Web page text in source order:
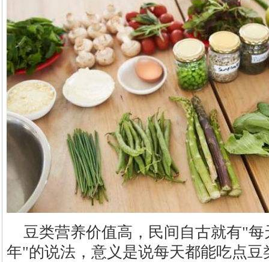
豆类营养价值高，民间自古就有"
年"的说法，意义是说每天都能吃点